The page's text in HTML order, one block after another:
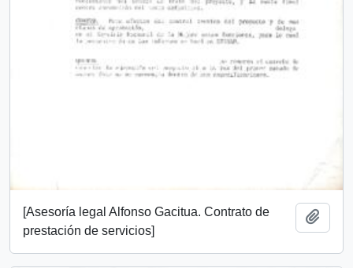
[Asesoría legal Alfonso Gacitua. Contrato de
prestación de servicios]